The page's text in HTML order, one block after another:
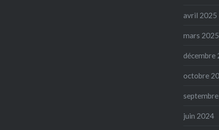
avril 2025
mars 2025
décembre
octobre
juin 2024